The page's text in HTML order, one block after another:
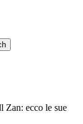
Zan: ecco le sue